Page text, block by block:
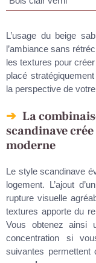
L’usage du beige
l’ambiance sans
les textures pour
placé
la perspective de
La
scandinave
moderne
Le style scandinave
logement. L’ajout
rupture visuelle
textures apporte du
Vous obtenez ainsi
concentration si
suivantes permettent